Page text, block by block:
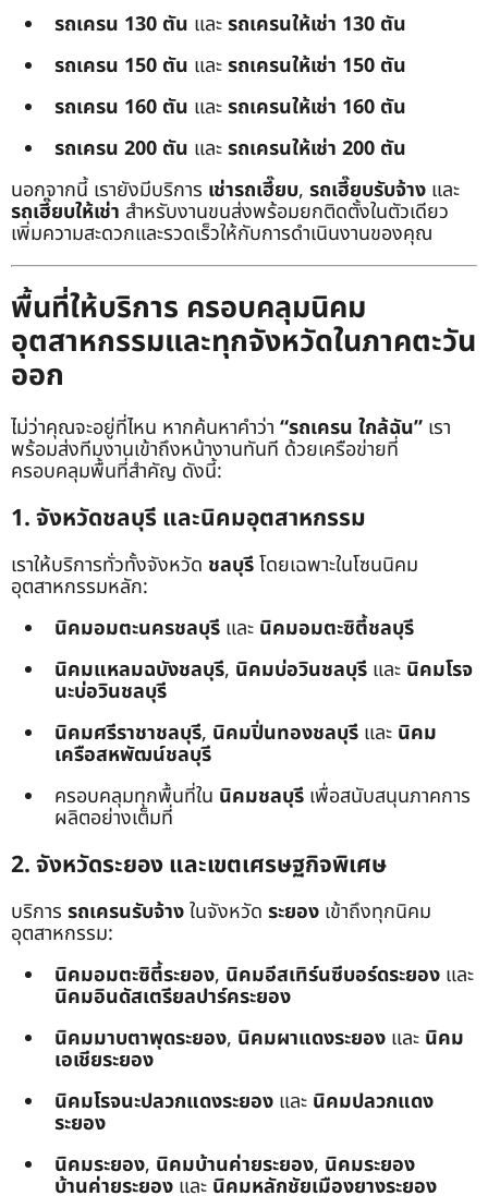
รถเครน 130 ตัน และรถเครนให้เช่า 130 ตัน
รถเครน 150 ตัน และรถเครนให้เช่า 150 ตัน
รถเครน 160 ตัน และรถเครนให้เช่า 160 ตัน
รถเครน 200 ตัน และรถเครนให้เช่า 200 ตัน
นอกจากนี้ เรายังมีบริการ เช่ารถเฮี๊ยบ, รถเฮี๊ยบรับจ้าง และ
รถเฮี๊ยบให้เช่า สำหรับงานขนส่งพร้อมยกติดตั้งในตัวเดียว
เพิ่มความสะดวกและรวดเร็วให้กับการดำเนินงานของคุณ
พื้นที่ให้บริการ ครอบคลุมนิคม
อุตสาหกรรมและทุกจังหวัดในภาคตะวัน
ออก
ไม่ว่าคุณจะอยู่ที่ไหน หากค้นหาคำว่า “รถเครน ใกล้ฉัน” เรา
พร้อมส่งทีมงานเข้าถึงหน้างานทันที ด้วยเครือข่ายที่
ครอบคลุมพื้นที่สำคัญ ดังนี้:
1. จังหวัดชลบุรี และนิคมอุตสาหกรรม
เราให้บริการทั่วทั้งจังหวัด ชลบุรีโดยเฉพาะในโซนนิคม
อุตสาหกรรมหลัก:
นิคมอมตะนครชลบุรี และ นิคมอมตะซิตี้ชลบุรี
นิคมแหลมฉบังชลบุรี, นิคมบ่อวินชลบุรี และ นิคมโรจ
นะบ่อวินชลบุรี
นิคมศรีราชาชลบุรี, นิคมปิ่นทองชลบุรี และ นิคม
เครือสหพัฒน์ชลบุรี
ครอบคลุมทุกพื้นที่ใน นิคมชลบุรี เพื่อสนับสนุนภาคการ
ผลิตอย่างเต็มที่
2. จังหวัดระยอง และเขตเศรษฐกิจพิเศษ
บริการ รถเครนรับจ้างในจังหวัด ระยอง เข้าถึงทุกนิคม
อุตสาหกรรม:
นิคมอมตะซิตี้ระยอง, นิคมอีสเทิร์นซีบอร์ดระยอง และ
นิคมอินดัสเตรียลปาร์คระยอง
นิคมมาบตาพุดระยอง, นิคมผาแดงระยอง และ นิคม
เอเชียระยอง
นิคมโรจนะปลวกแดงระยอง และ นิคมปลวกแดง
ระยอง
นิคมระยอง, นิคมบ้านค่ายระยอง, นิคมระยอง
บ้านค่ายระยอง และ นิคมหลักชัยเมืองยางระยอง